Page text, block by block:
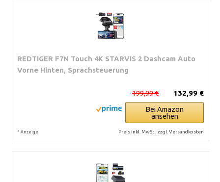
REDTIGER F7N Touch 4K STARVIS 2 Dashcam Auto
Vorne Hinten, Sprachsteuerung
132,99 €
199,99 €
Bei Amazon
ansehen
* Anzeige Preis inkl. MwSt., zzgl. Versandkosten